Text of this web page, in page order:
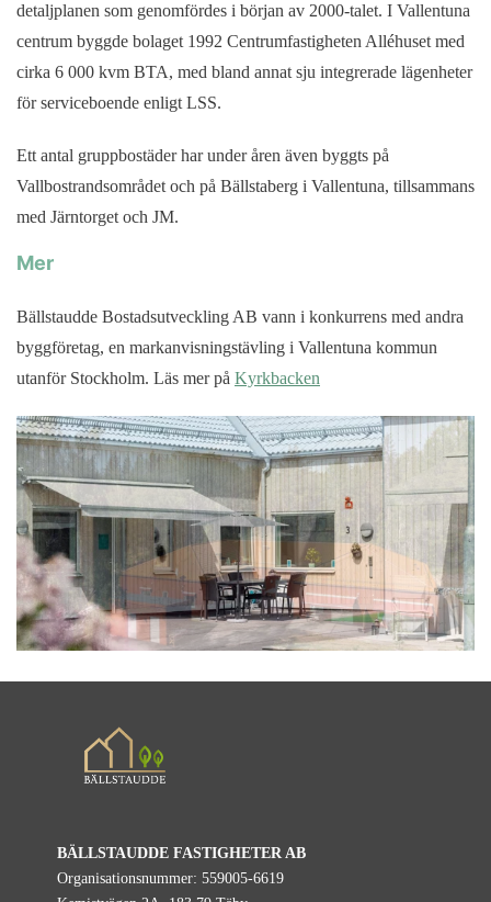
detaljplanen som genomfördes i början av 2000-talet. I Vallentuna
centrum byggde bolaget 1992 Centrumfastigheten Alléhuset med
cirka 6 000 kvm BTA, med bland annat sju integrerade lägenheter
för serviceboende enligt LSS.
Ett antal gruppbostäder har under åren även byggts på
Vallbostrandsområdet och på Bällstaberg i Vallentuna, tillsammans
med Järntorget och JM.
Mer
Bällstaudde Bostadsutveckling AB vann i konkurrens med andra
byggföretag, en markanvisningstävling i Vallentuna kommun
utanför Stockholm. Läs mer på Kyrkbacken
BÄLLSTAUDDE FASTIGHETER AB
Organisationsnummer: 559005-6619